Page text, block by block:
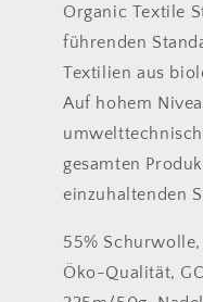
Organic Textile
führenden
Textilien aus
Auf hohem
gesamten
einzuhaltenden
55%
Öko-Qualität,